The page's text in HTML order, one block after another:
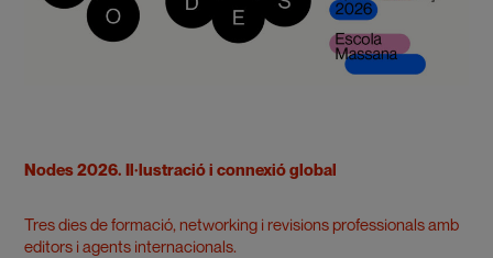
Nodes 2026. Il·lustració i connexió global
Tres dies de formació, networking i revisions professionals amb
editors i agents internacionals.